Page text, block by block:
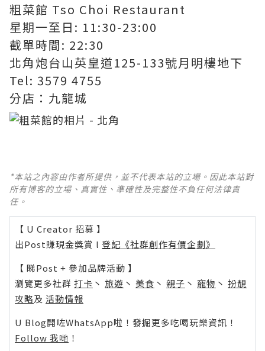
粗菜館 Tso Choi Restaurant
星期一至日: 11:30-23:00
截單時間: 22:30
北角炮台山英皇道125-133號月明樓地下
Tel: 3579 4755
分店：九龍城
*本站之內容由作者所提供，並不代表本站的立場。因此本站對
所有博客的立場、真實性、準確性及完整性不負任何法律責
任。
【 U Creator 招募 】
出Post賺現金獎賞 l 登記《社群創作有價企劃》
【 睇Post + 參加品牌活動 】
瀏覽更多社群 打卡 丶 旅遊 丶 美食 丶 親子 丶 寵物 丶 扮靚
攻略及 活動情報
U Blog開咗WhatsApp啦！發掘更多吃喝玩樂資訊！
Follow 我哋 ！